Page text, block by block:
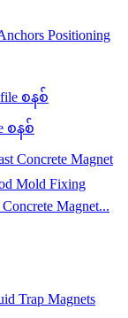
Positioning
စနစ်
Magnet...